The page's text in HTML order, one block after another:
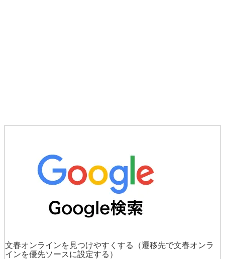
文春オンラインを見つけやすくする
（遷移先で文春オンラ
インを優先ソースに設定する）